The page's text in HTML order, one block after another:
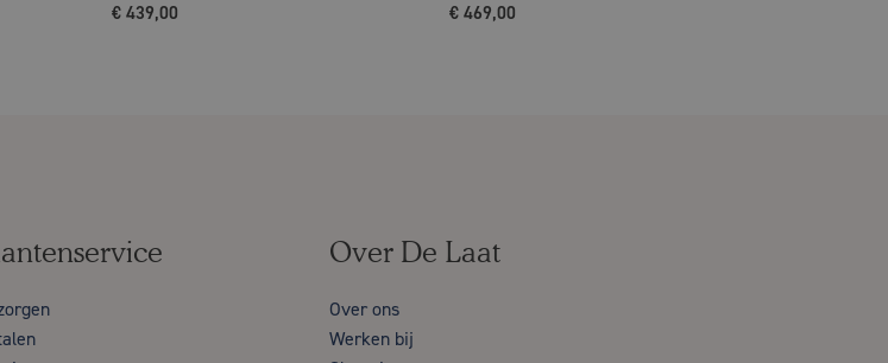
€439,00 € 469,00
Over De Laat
Over ons
Werken bij